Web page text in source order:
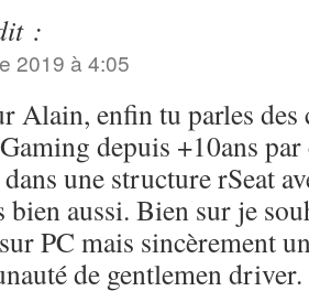
:
2019 à 4:05
Alain, enfin tu parles des
depuis +10ans
une structure rSeat
bien aussi. Bien sur je
PC mais sincèrement
de gentlemen driver.